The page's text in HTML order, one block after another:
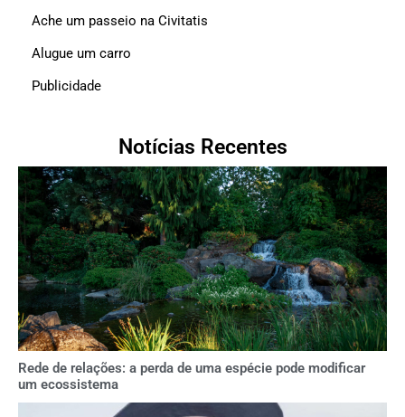
Ache um passeio na Civitatis
Alugue um carro
Publicidade
Notícias Recentes
Rede de relações: a perda de uma espécie pode modificar
um ecossistema